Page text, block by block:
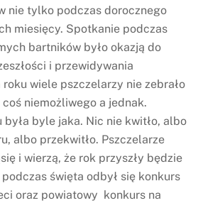
nie tylko podczas dorocznego
miesięcy. Spotkanie podczas
bartników było okazją do
i przewidywania
roku wiele pszczelarzy nie zebrało
niemożliwego a jednak.
była byle jaka. Nic nie kwitło, albo
albo przekwitło. Pszczelarze
i wierzą, że rok przyszły będzie
święta odbył się konkurs
oraz powiatowy konkurs na